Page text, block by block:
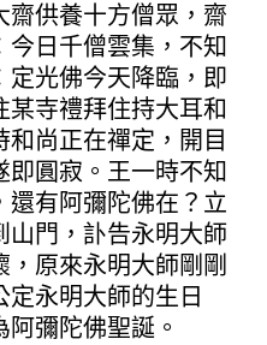
供養十方僧眾，齋
日千僧雲集，不知
定光佛今天降臨，即
某寺禮拜住持大耳和
尚正在禪定，開目
圓寂。王一時不知
還有阿彌陀佛在？立
山門，訃告永明大師
原來永明大師剛剛
永明大師的生日
阿彌陀佛聖誕。